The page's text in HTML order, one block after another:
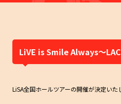
LiSAのソロデビュー15周年を記念した初の大規模
4
LiVE is Smile Always～
LiSA全国ホールツアーの開催が決定いた